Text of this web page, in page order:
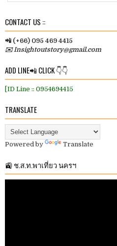
CONTACT US ::
📲 (+66) 095 469 4415
✉️ Insightoutstory@gmail.com
ADD LINE📲 CLICK 👇👇
[ID Line :: 0954694415
TRANSLATE
Powered by Translate
🚉 ช.ส.ท.พาเที่ยว นครฯ